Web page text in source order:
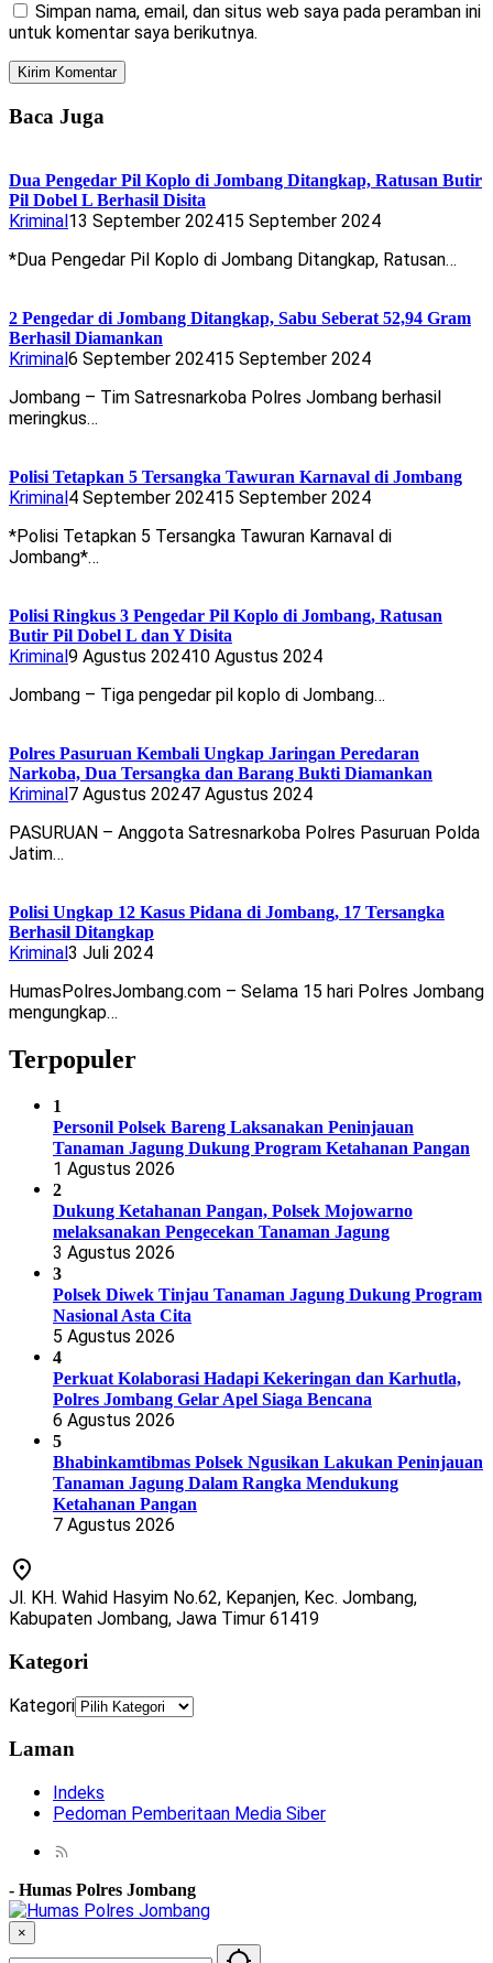
Simpan nama, email, dan situs web saya pada peramban ini
untuk komentar saya berikutnya.
Baca Juga
Dua Pengedar Pil Koplo di Jombang Ditangkap, Ratusan Butir
Pil Dobel L Berhasil Disita
Kriminal13 September 202415 September 2024
*Dua Pengedar Pil Koplo di Jombang Ditangkap, Ratusan…
2 Pengedar di Jombang Ditangkap, Sabu Seberat 52,94 Gram
Berhasil Diamankan
Kriminal6 September 202415 September 2024
Jombang – Tim Satresnarkoba Polres Jombang berhasil
meringkus…
Polisi Tetapkan 5 Tersangka Tawuran Karnaval di Jombang
Kriminal4 September 202415 September 2024
*Polisi Tetapkan 5 Tersangka Tawuran Karnaval di
Jombang*…
Polisi Ringkus 3 Pengedar Pil Koplo di Jombang, Ratusan
Butir Pil Dobel L dan Y Disita
Kriminal9 Agustus 202410 Agustus 2024
Jombang – Tiga pengedar pil koplo di Jombang…
Polres Pasuruan Kembali Ungkap Jaringan Peredaran
Narkoba, Dua Tersangka dan Barang Bukti Diamankan
Kriminal7 Agustus 20247 Agustus 2024
PASURUAN – Anggota Satresnarkoba Polres Pasuruan Polda
Jatim…
Polisi Ungkap 12 Kasus Pidana di Jombang, 17 Tersangka
Berhasil Ditangkap
Kriminal3 Juli 2024
HumasPolresJombang.com – Selama 15 hari Polres Jombang
mengungkap…
Terpopuler
1
Personil Polsek Bareng Laksanakan Peninjauan
Tanaman Jagung Dukung Program Ketahanan Pangan
1 Agustus 2026
2
Dukung Ketahanan Pangan, Polsek Mojowarno
melaksanakan Pengecekan Tanaman Jagung
3 Agustus 2026
3
Polsek Diwek Tinjau Tanaman Jagung Dukung Program
Nasional Asta Cita
5 Agustus 2026
4
Perkuat Kolaborasi Hadapi Kekeringan dan Karhutla,
Polres Jombang Gelar Apel Siaga Bencana
6 Agustus 2026
5
Bhabinkamtibmas Polsek Ngusikan Lakukan Peninjauan
Tanaman Jagung Dalam Rangka Mendukung
Ketahanan Pangan
7 Agustus 2026
Jl. KH. Wahid Hasyim No.62, Kepanjen, Kec. Jombang,
Kabupaten Jombang, Jawa Timur 61419
Kategori
Kategori
Laman
Indeks
Pedoman Pemberitaan Media Siber
- Humas Polres Jombang
×